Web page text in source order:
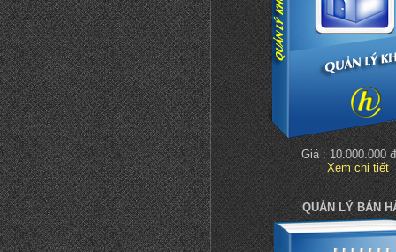
Giá : 10.000.000
Xem chi tiết
QUẢN LÝ BÁN